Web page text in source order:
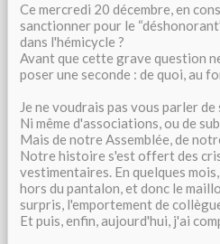
Ce mercredi 20 décembre, en
sanctionner pour le
dans l'hémicycle ?
Avant que cette grave question
poser une seconde : de quoi, au
Je ne voudrais pas vous parler
Ni même d'associations, ou de
Mais de notre Assemblée, de
Notre histoire s'est offert des
vestimentaires. En quelques
hors du pantalon, et donc le
surpris, l'emportement de
Et puis, enfin, aujourd'hui, j'ai